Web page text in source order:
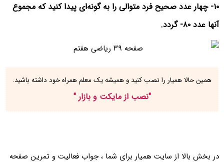
۱۰- چهار عدد صحیح فرد متوالی را به گونه‌ای پیدا کنید که مجموع
آنها عدد ۸۰- گردد.
همین حالا همیار را نصب کنید و همیشه یک معلم همراه خود داشته باشید.
"نصب از مایکت و بازار "
در بخش بالا از سایت همیار برای شما ، جواب فعالیت و تمرین صفحه